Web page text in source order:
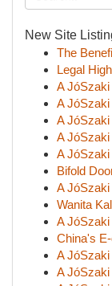
New Site
The
Legal
A
A
A
A
A
Bifold
A
Wanita
A
China's
A
A